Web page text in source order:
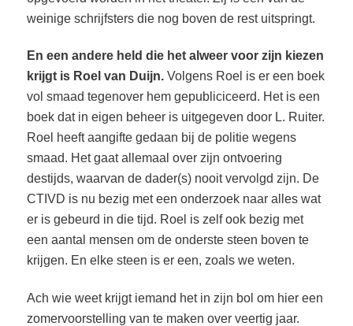
weinige schrijfsters die nog boven de rest uitspringt.
En een andere held die het alweer voor zijn kiezen
krijgt is Roel van Duijn. Volgens Roel is er een boek
vol smaad tegenover hem gepubliciceerd. Het is een
boek dat in eigen beheer is uitgegeven door L. Ruiter.
Roel heeft aangifte gedaan bij de politie wegens
smaad. Het gaat allemaal over zijn ontvoering
destijds, waarvan de dader(s) nooit vervolgd zijn. De
CTIVD is nu bezig met een onderzoek naar alles wat
er is gebeurd in die tijd. Roel is zelf ook bezig met
een aantal mensen om de onderste steen boven te
krijgen. En elke steen is er een, zoals we weten.
Ach wie weet krijgt iemand het in zijn bol om hier een
zomervoorstelling van te maken over veertig jaar.